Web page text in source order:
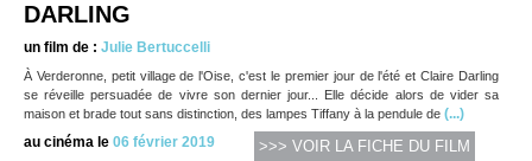
DARLING
un film de : Julie Bertuccelli
À Verderonne, petit village de l'Oise, c'est le premier jour de l'été et Claire Darling
se réveille persuadée de vivre son dernier jour... Elle décide alors de vider sa
maison et brade tout sans distinction, des lampes Tiffany à la pendule de (...)
au cinéma le 06 février 2019 >>> VOIR LA FICHE DU FILM